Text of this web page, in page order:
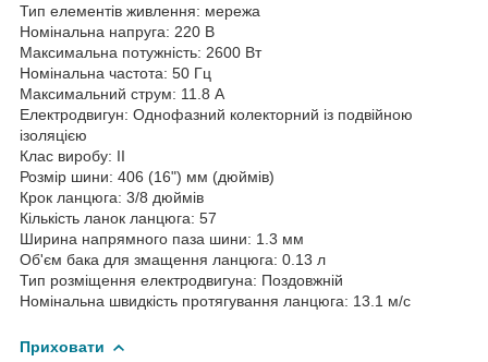
Тип елементів живлення: мережа
Номінальна напруга: 220 В
Максимальна потужність: 2600 Вт
Номінальна частота: 50 Гц
Максимальний струм: 11.8 А
Електродвигун: Однофазний колекторний із подвійною
ізоляцією
Клас виробу: II
Розмір шини: 406 (16") мм (дюймів)
Крок ланцюга: 3/8 дюймів
Кількість ланок ланцюга: 57
Ширина напрямного паза шини: 1.3 мм
Об'єм бака для змащення ланцюга: 0.13 л
Тип розміщення електродвигуна: Поздовжній
Номінальна швидкість протягування ланцюга: 13.1 м/с
Приховати